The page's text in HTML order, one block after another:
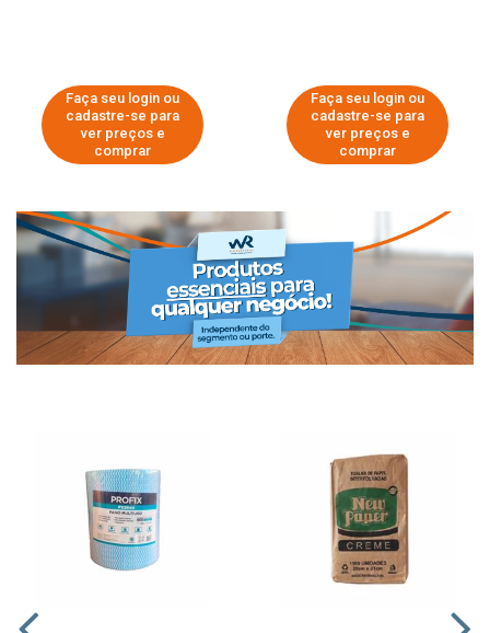
Faça seu login ou
cadastre-se para
ver preços e
comprar
Faça seu login ou
cadastre-se para
ver preços e
comprar